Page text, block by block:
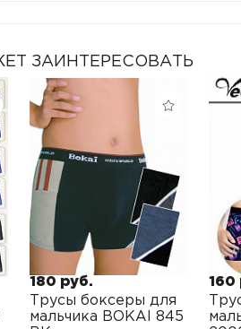
ЗАИНТЕРЕСОВАТЬ
180 руб.
Трусы боксеры для
мальчика BOKAI 845
160